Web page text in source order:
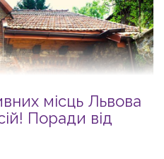
місць Львова
Поради від